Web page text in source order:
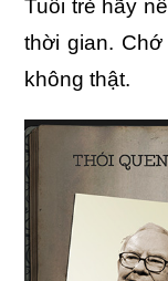
Tuổi trẻ hãy
thời gian.
không thật.